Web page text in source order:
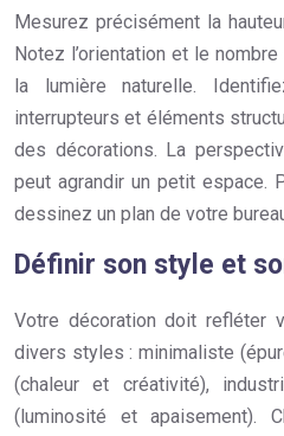
Mesurez précisément la
Notez l’orientation et le
la lumière naturelle.
interrupteurs et éléments
des décorations. La
peut agrandir un petit espace.
dessinez un plan de votre
Définir son style et
Votre décoration doit refléter
divers styles : minimaliste
(chaleur et créativité),
(luminosité et apaisement).